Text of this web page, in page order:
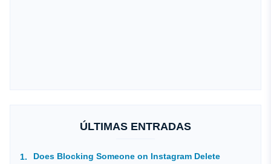
ÚLTIMAS ENTRADAS
Does Blocking Someone on Instagram Delete